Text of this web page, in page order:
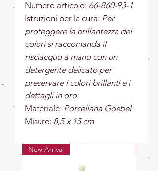
Numero articolo: 66-860-93-1
Istruzioni per la cura: Per
proteggere la brillantezza dei
colori si raccomanda il
risciacquo a mano con un
detergente delicato per
preservare i colori brillanti e i
dettagli in oro.
Materiale: Porcellana Goebel
Misure: 8,5 x 15 cm
New Arrival